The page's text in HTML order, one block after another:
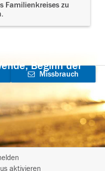
Familienkreises zu
Beginn der
Missbrauch
aktivieren